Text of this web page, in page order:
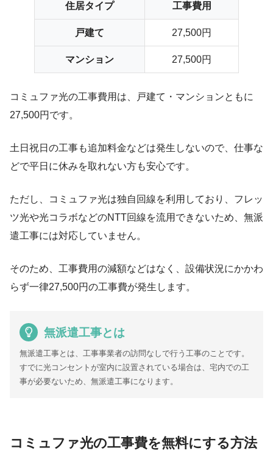
住居タイプ 工事費用
戸建て 27,500円
マンション 27,500円
コミュファ光の工事費用は、
戸建て・マンションともに
27,500円 です。
土日祝日の工事も追加料金などは発生しないので、仕事な
どで平日に休みを取れない方も安心です。
ただし、コミュファ光は独自回線を利用しており、フレッ
ツ光や光コラボなどのNTT回線を流用できないため、無派
遣工事には対応していません。
そのため、工事費用の減額などはなく、設備状況にかかわ
らず一律27,500円の工事費が発生します。
無派遣工事とは
無派遣工事とは、工事事業者の訪問なしで行う工事のことです。
すでに光コンセントが室内に設置されている場合は、宅内での工
事が必要ないため、無派遣工事になります。
コミュファ光の工事費を無料にする方法